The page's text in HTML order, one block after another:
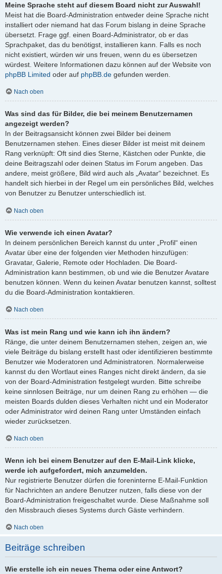
Meine Sprache steht auf diesem Board nicht zur Auswahl!
Meist hat die Board-Administration entweder deine Sprache nicht
installiert oder niemand hat das Forum bislang in deine Sprache
übersetzt. Frage ggf. einen Board-Administrator, ob er das
Sprachpaket, das du benötigst, installieren kann. Falls es noch
nicht existiert, würden wir uns freuen, wenn du es übersetzen
würdest. Weitere Informationen dazu können auf der Website von
phpBB Limited oder auf phpBB.de gefunden werden.
Nach oben
Was sind das für Bilder, die bei meinem Benutzernamen
angezeigt werden?
In der Beitragsansicht können zwei Bilder bei deinem
Benutzernamen stehen. Eines dieser Bilder ist meist mit deinem
Rang verknüpft: Oft sind dies Sterne, Kästchen oder Punkte, die
deine Beitragszahl oder deinen Status im Forum angeben. Das
andere, meist größere, Bild wird auch als „Avatar“ bezeichnet. Es
handelt sich hierbei in der Regel um ein persönliches Bild, welches
von Benutzer zu Benutzer unterschiedlich ist.
Nach oben
Wie verwende ich einen Avatar?
In deinem persönlichen Bereich kannst du unter „Profil“ einen
Avatar über eine der folgenden vier Methoden hinzufügen:
Gravatar, Galerie, Remote oder Hochladen. Die Board-
Administration kann bestimmen, ob und wie die Benutzer Avatare
benutzen können. Wenn du keinen Avatar benutzen kannst, solltest
du die Board-Administration kontaktieren.
Nach oben
Was ist mein Rang und wie kann ich ihn ändern?
Ränge, die unter deinem Benutzernamen stehen, zeigen an, wie
viele Beiträge du bislang erstellt hast oder identifizieren bestimmte
Benutzer wie Moderatoren und Administratoren. Normalerweise
kannst du den Wortlaut eines Ranges nicht direkt ändern, da sie
von der Board-Administration festgelegt wurden. Bitte schreibe
keine sinnlosen Beiträge, nur um deinen Rang zu erhöhen — die
meisten Boards dulden dieses Verhalten nicht und ein Moderator
oder Administrator wird deinen Rang unter Umständen einfach
wieder zurücksetzen.
Nach oben
Wenn ich bei einem Benutzer auf den E-Mail-Link klicke,
werde ich aufgefordert, mich anzumelden.
Nur registrierte Benutzer dürfen die foreninterne E-Mail-Funktion
für Nachrichten an andere Benutzer nutzen, falls diese von der
Board-Administration freigeschaltet wurde. Diese Maßnahme soll
den Missbrauch dieses Systems durch Gäste verhindern.
Nach oben
Beiträge schreiben
Wie erstelle ich ein neues Thema oder eine Antwort?